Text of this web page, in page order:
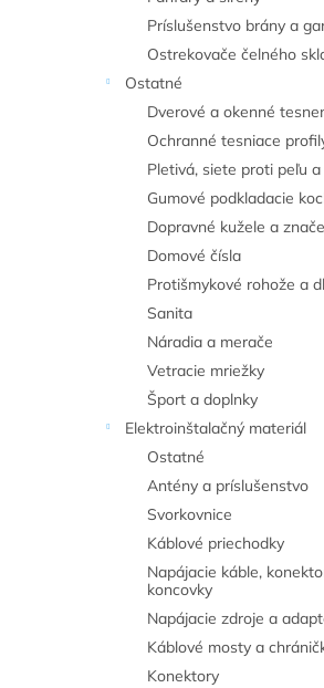
Príslušenstvo brány a
Ostrekovače čelného
Ostatné
Dverové a okenné
Ochranné tesniace
Pletivá, siete proti peľu a
Gumové podkladacie
Dopravné kužele a
Domové čísla
Protišmykové rohože a
Sanita
Náradia a merače
Vetracie mriežky
Šport a doplnky
Elektroinštalačný materiál
Ostatné
Antény a príslušenstvo
Svorkovnice
Káblové priechodky
Napájacie káble,
koncovky
Napájacie zdroje a
Káblové mosty a
Konektory